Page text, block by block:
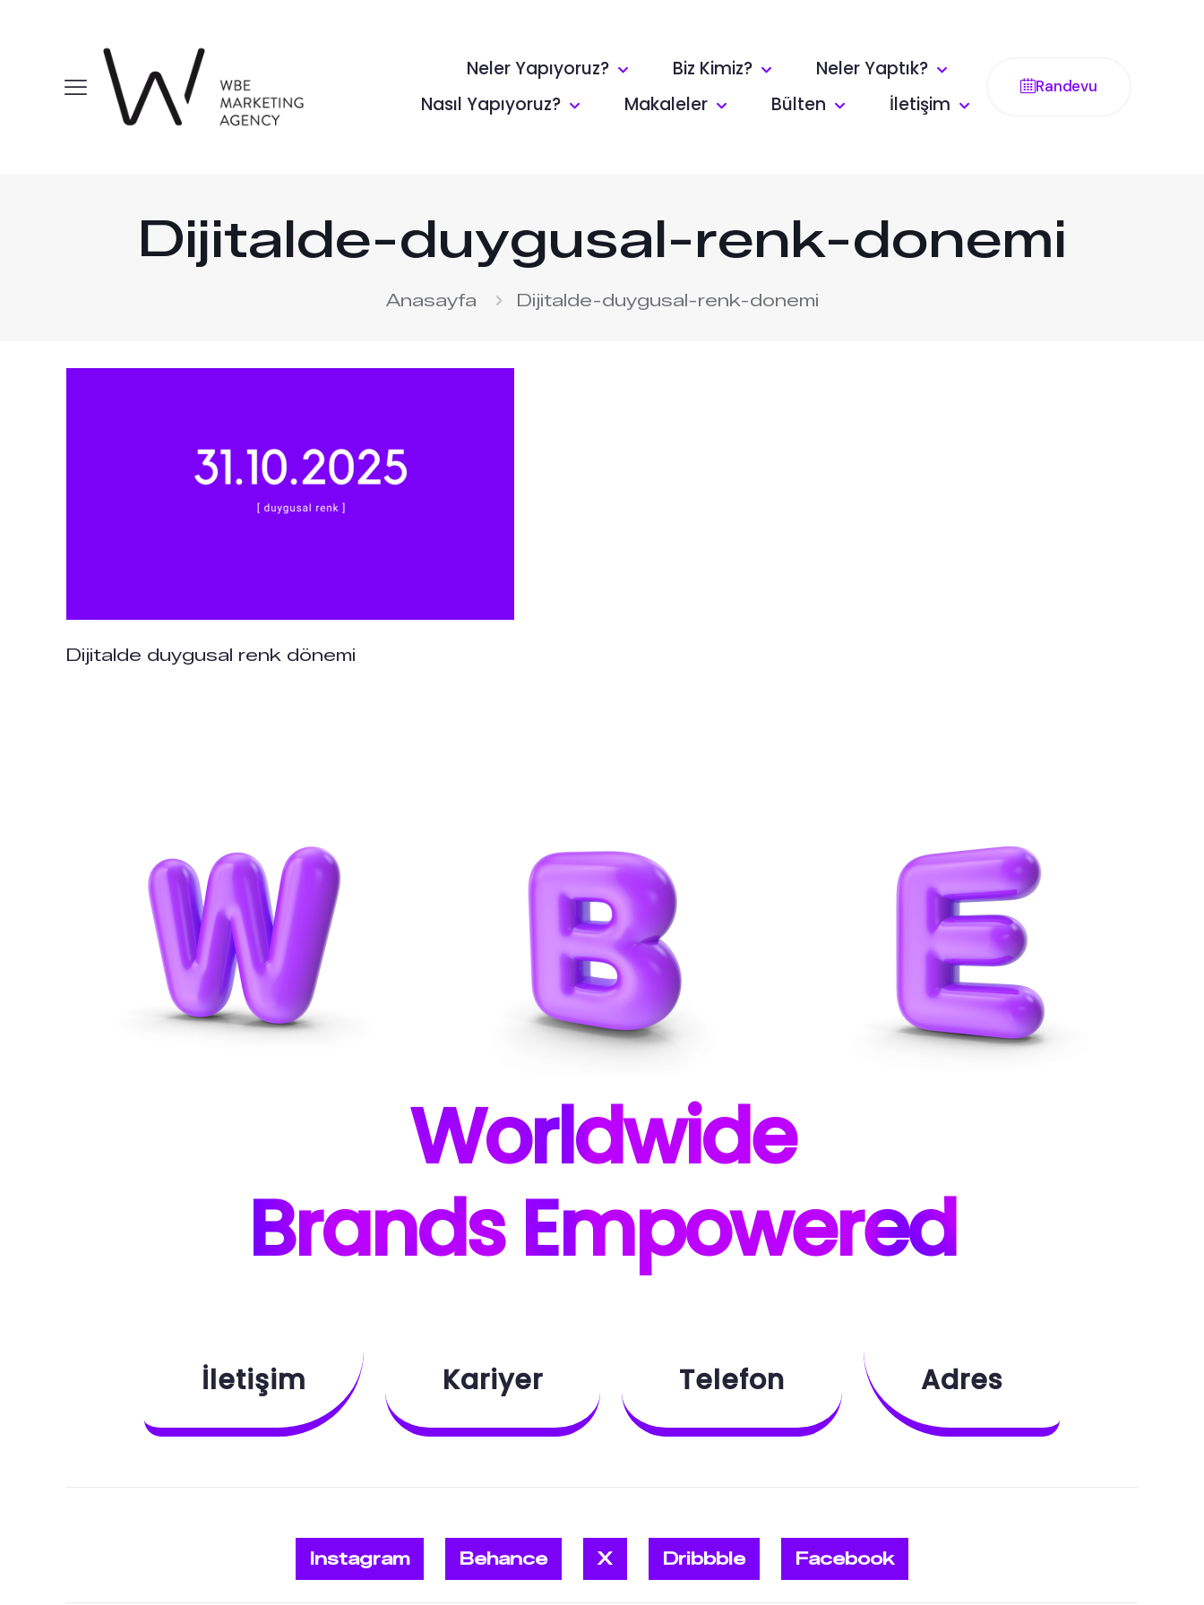
Neler Yapıyoruz? Biz Kimiz?
Neler Yaptık?
Nasıl Yapıyoruz?
Makaleler Bülten İletişim
Randevu
Dijitalde-duygusal-renk-donemi
Anasayfa Dijitalde-duygusal-renk-donemi
Dijitalde duygusal renk dönemi
Worldwide
Brands Empowered
İletişim Kariyer Telefon Adres
Instagram Behance X Dribbble Facebook